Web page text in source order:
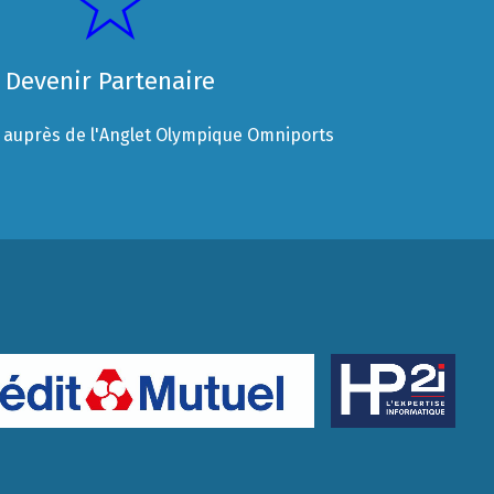
Devenir Partenaire
auprès de l'Anglet Olympique Omniports